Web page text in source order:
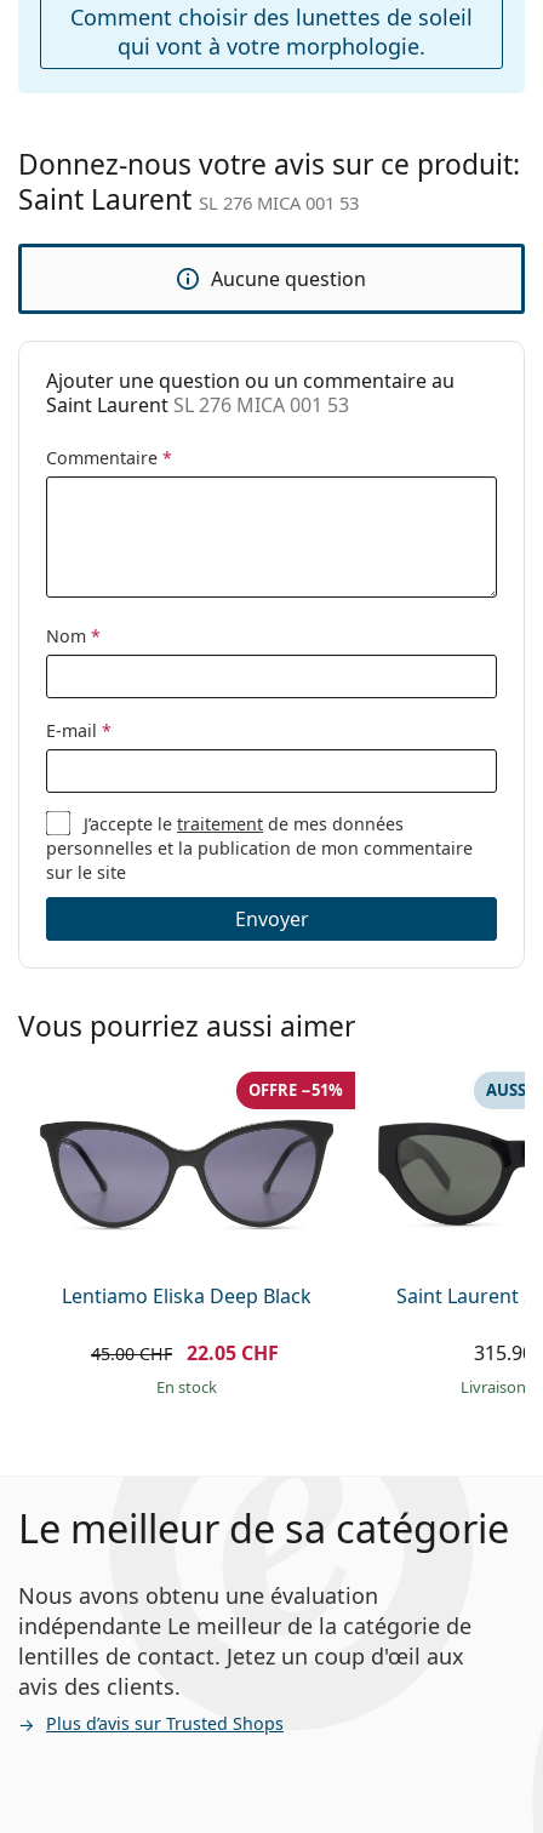
Non
Accessoires
Tissu de
nettoyage:
Oui
Pour femmes
Catégorie:
Lunettes de soleil
Utilisation:
Mode
Oui
Comment choisir des lunettes de soleil
qui vont à votre morphologie.
Donnez-nous votre avis sur ce produit:
Saint Laurent SL 276 MICA 001 53
Aucune question
Ajouter une question ou un commentaire au
Saint Laurent SL 276 MICA 001 53
Commentaire *
Nom *
E-mail *
J’accepte letraitement de mes données
personnelles et la publication de mon commentaire
sur le site
Envoyer
Vous pourriez aussi aimer
Lentiamo Eliska Deep Black
OFFRE −51%
45.00 CHF 22.05 CHF
en stock
Saint Laurent
AUSSI
315.90
Livraison
Le meilleur de sa catégorie
Nous avons obtenu une évaluation
indépendante Le meilleur de la catégorie de
lentilles de contact. Jetez un coup d'œil aux
avis des clients.
Plus d’avis sur Trusted Shops